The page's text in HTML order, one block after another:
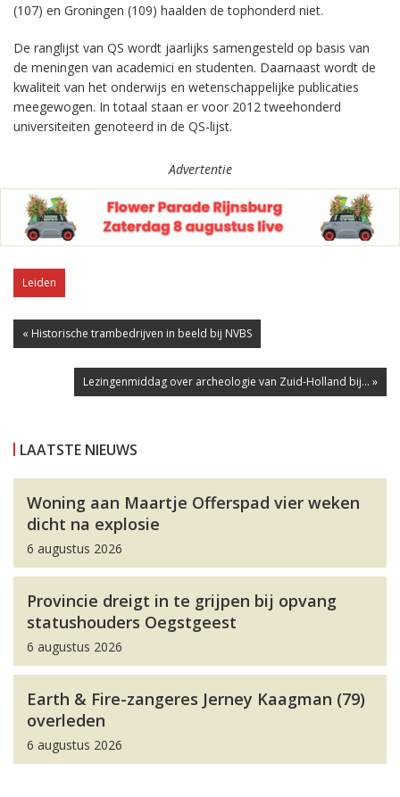
(107) en Groningen (109) haalden de tophonderd niet.
De ranglijst van QS wordt jaarlijks samengesteld op basis van
de meningen van academici en studenten. Daarnaast wordt de
kwaliteit van het onderwijs en wetenschappelijke publicaties
meegewogen. In totaal staan er voor 2012 tweehonderd
universiteiten genoteerd in de QS-lijst.
Advertentie
Leiden
« Historische trambedrijven in beeld bij NVBS
Lezingenmiddag over archeologie van Zuid-Holland bij... »
LAATSTE NIEUWS
Woning aan Maartje Offerspad vier weken
dicht na explosie
6 augustus 2026
Provincie dreigt in te grijpen bij opvang
statushouders Oegstgeest
6 augustus 2026
Earth & Fire-zangeres Jerney Kaagman (79)
overleden
6 augustus 2026